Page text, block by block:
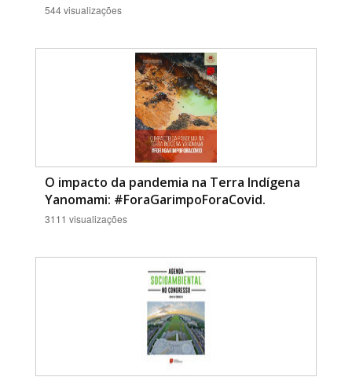
544 visualizações
O impacto da pandemia na Terra Indígena
Yanomami: #ForaGarimpoForaCovid.
3111 visualizações